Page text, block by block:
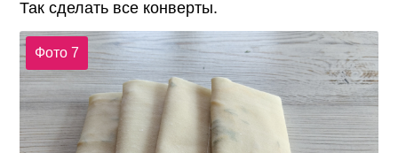
Так сделать все конверты.
Фото 7